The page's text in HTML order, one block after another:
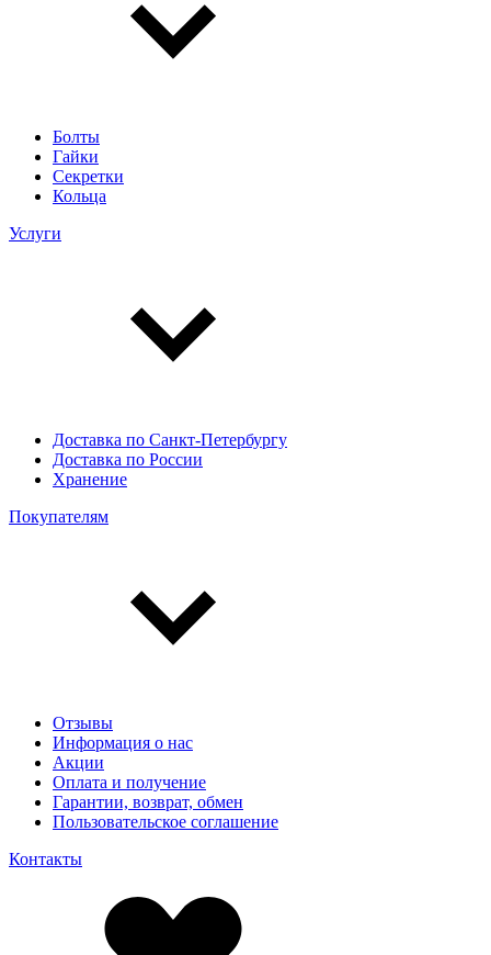
Болты
Гайки
Секретки
Кольца
Услуги
Доставка по Санкт-Петербургу
Доставка по России
Хранение
Покупателям
Отзывы
Информация о нас
Акции
Оплата и получение
Гарантии, возврат, обмен
Пользовательское соглашение
Контакты